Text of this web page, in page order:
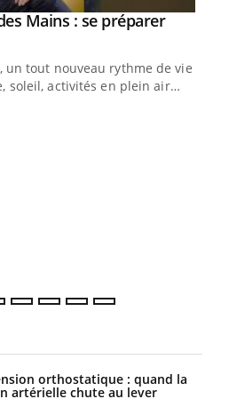
Mains : se préparer
tout nouveau rythme de vie !
soleil, activités en plein air…
Youtube
pour de nombreuses
c'est une période de
...
orthostatique : quand la
artérielle chute au lever